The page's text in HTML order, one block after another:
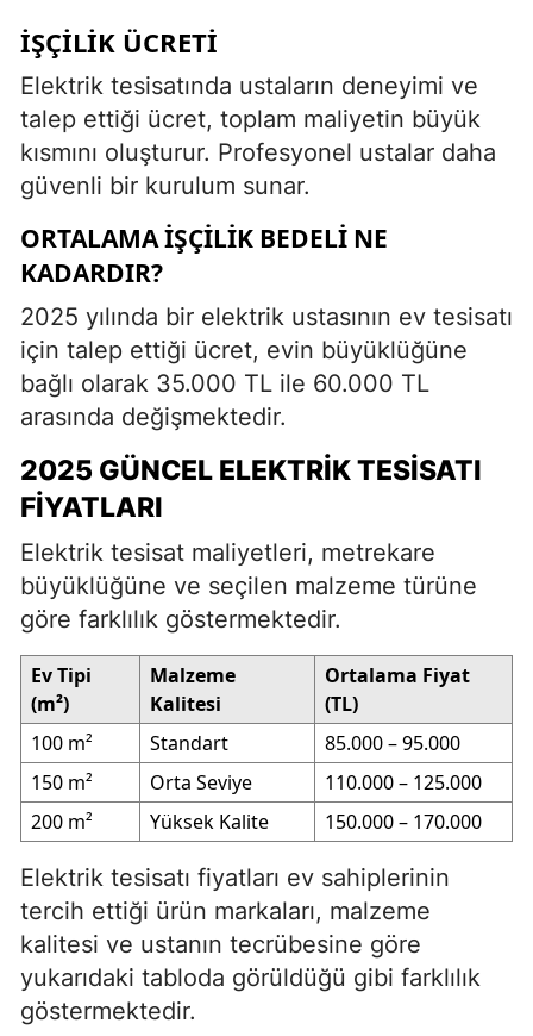
İŞÇILIK ÜCRETI
Elektrik tesisatında ustaların deneyimi ve
talep ettiği ücret, toplam maliyetin büyük
kısmını oluşturur. Profesyonel ustalar daha
güvenli bir kurulum sunar.
ORTALAMA İŞÇILIK BEDELI NE
KADARDIR?
2025 yılında bir elektrik ustasının ev tesisatı
için talep ettiği ücret, evin büyüklüğüne
bağlı olarak 35.000 TL ile 60.000 TL
arasında değişmektedir.
2025 GÜNCEL ELEKTRIK TESISATI
FIYATLARI
Elektrik tesisat maliyetleri, metrekare
büyüklüğüne ve seçilen malzeme türüne
göre farklılık göstermektedir.
Ev Tipi
(m²)
Malzeme
Kalitesi
Ortalama Fiyat
(TL)
100 m²
Standart
85.000 – 95.000
150 m²
Orta Seviye
110.000 – 125.000
200 m²
Yüksek Kalite 150.000 – 170.000
Elektrik tesisatı fiyatları ev sahiplerinin
tercih ettiği ürün markaları, malzeme
kalitesi ve ustanın tecrübesine göre
yukarıdaki tabloda görüldüğü gibi farklılık
göstermektedir.